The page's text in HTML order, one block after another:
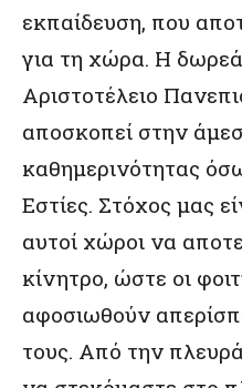
εκπαίδευση, που
για τη χώρα. Η
Αριστοτέλειο
αποσκοπεί στην
καθημερινότητας
Εστίες. Στόχος μας
αυτοί χώροι να
κίνητρο, ώστε οι
αφοσιωθούν
τους. Από την